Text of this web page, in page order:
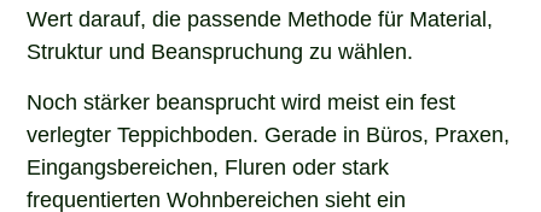
Wert darauf, die passende Methode für Material,
Struktur und Beanspruchung zu wählen.
Noch stärker beansprucht wird meist ein fest
verlegter Teppichboden. Gerade in Büros, Praxen,
Eingangsbereichen, Fluren oder stark
frequentierten Wohnbereichen sieht ein